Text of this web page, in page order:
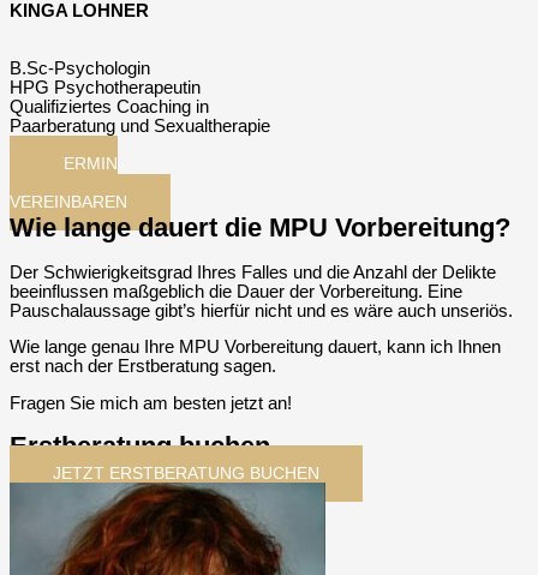
KINGA LOHNER
B.Sc-Psychologin
HPG Psychotherapeutin
Qualifiziertes Coaching in
Paarberatung und Sexualtherapie
TERMIN
VEREINBAREN
Wie lange dauert die MPU Vorbereitung?
Der Schwierigkeitsgrad Ihres Falles und die Anzahl der Delikte
beeinflussen maßgeblich die Dauer der Vorbereitung. Eine
Pauschalaussage gibt’s hierfür nicht und es wäre auch unseriös.
Wie lange genau Ihre MPU Vorbereitung dauert, kann ich Ihnen
erst nach der Erstberatung sagen.
Fragen Sie mich am besten jetzt an!
Erstberatung buchen
JETZT ERSTBERATUNG BUCHEN